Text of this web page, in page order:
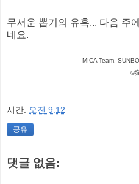
무서운 뽑기의 유혹... 다음 주
네요.
MICA Team,
©
시간: 오전 9:12
공유
댓글 없음: